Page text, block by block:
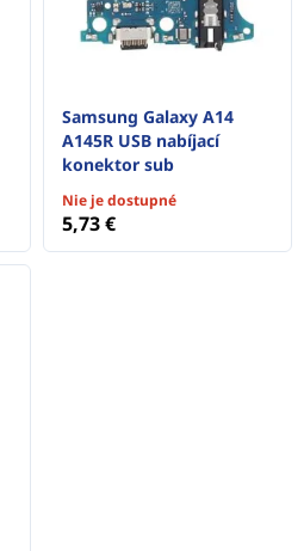
Samsung Galaxy A14
A145R USB nabíjací
konektor sub
Nie je dostupné
5,73 €